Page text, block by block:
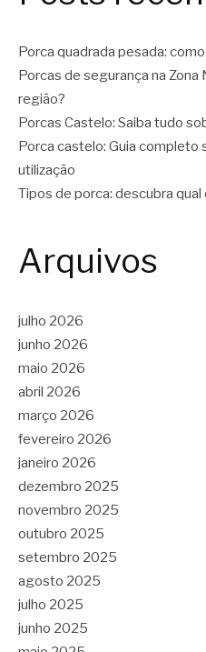
Porca quadrada pesada:
Porcas de segurança na Zona
região?
Porcas Castelo: Saiba tudo
Porca castelo: Guia
utilização
Tipos de porca: descubra qual
Arquivos
julho 2026
junho 2026
maio 2026
abril 2026
março 2026
fevereiro 2026
janeiro 2026
dezembro 2025
novembro 2025
outubro 2025
setembro 2025
agosto 2025
julho 2025
junho 2025